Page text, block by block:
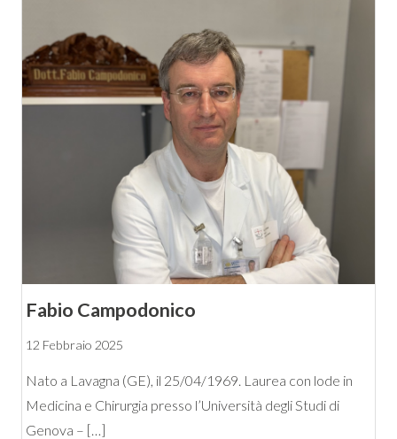
Fabio Campodonico
12 Febbraio 2025
Nato a Lavagna (GE), il 25/04/1969. Laurea con lode in
Medicina e Chirurgia presso l’Università degli Studi di
Genova – […]